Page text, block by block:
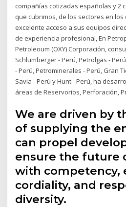
compañías cotizadas españolas y 2
que cubrimos, de los sectores en
excelente acceso a sus equipos
de experiencia profesional, En
Petroleoum (OXY) Corporación,
Schlumberger - Perú, Petrolgas -
- Perú, Petrominerales - Perú, Gran
Savia - Perú y Hunt - Perú, ha
áreas de Reservorios, Perforación,
We are driven by
of supplying the
can propel
ensure the future
with competency,
cordiality, and
diversity.